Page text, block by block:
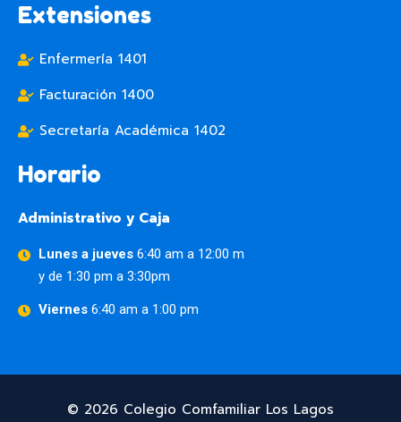
Extensiones
Enfermería 1401
Facturación 1400
Secretaría Académica 1402
Horario
Administrativo y Caja
Lunes a jueves6:40 am a 12:00 m
y de 1:30 pm a 3:30pm
Viernes6:40 am a 1:00 pm
© 2026 Colegio Comfamiliar Los Lagos